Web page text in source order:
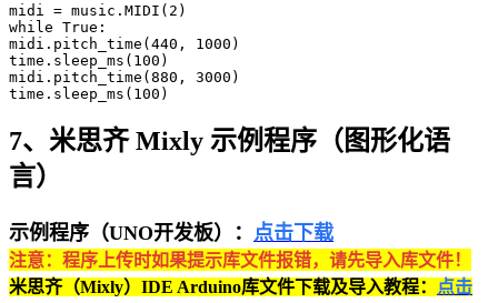
midi = music.MIDI(2)
while True:
midi.pitch_time(440, 1000)
time.sleep_ms(100)
midi.pitch_time(880, 3000)
time.sleep_ms(100)
7、米思齐 Mixly 示例程序（图形化语
言）
示例程序（UNO开发板）： 点击下载
注意：程序上传时如果提示库文件报错，请先导入库文件！
米思齐（Mixly）IDE Arduino库文件下载及导入教程：
点击